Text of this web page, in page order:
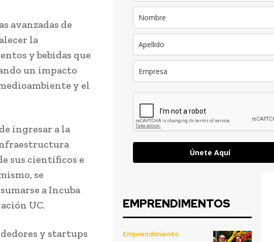
avanzadas de
la
y bebidas que
un impacto
y el
ingresar a la
sus científicos e
se
a Incuba
UC.
y startups
Únete Aquí
EMPRENDIMENTOS
Emprendimiento